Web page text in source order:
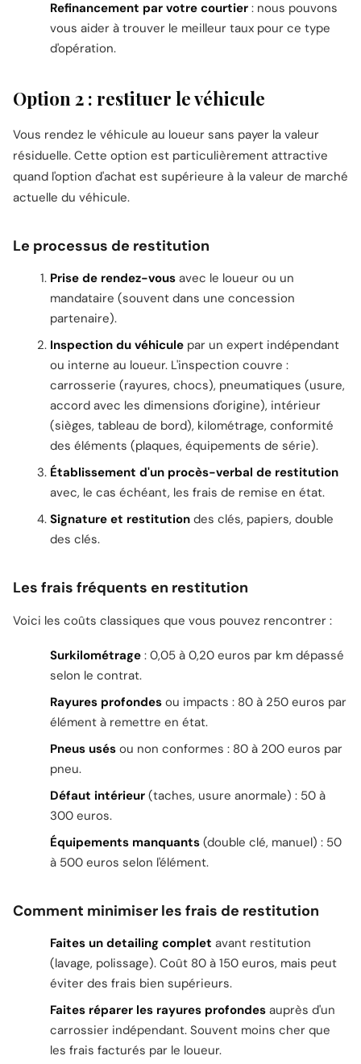
Refinancement par votre courtier : nous pouvons
vous aider à trouver le meilleur taux pour ce type
d'opération.
Option 2 : restituer le véhicule
Vous rendez le véhicule au loueur sans payer la valeur
résiduelle. Cette option est particulièrement attractive
quand l'option d'achat est supérieure à la valeur de marché
actuelle du véhicule.
Le processus de restitution
Prise de rendez-vous avec le loueur ou un
mandataire (souvent dans une concession
partenaire).
Inspection du véhicule par un expert indépendant
ou interne au loueur. L'inspection couvre :
carrosserie (rayures, chocs), pneumatiques (usure,
accord avec les dimensions d'origine), intérieur
(sièges, tableau de bord), kilométrage, conformité
des éléments (plaques, équipements de série).
Établissement d'un procès-verbal de restitution
avec, le cas échéant, les frais de remise en état.
Signature et restitution des clés, papiers, double
des clés.
Les frais fréquents en restitution
Voici les coûts classiques que vous pouvez rencontrer :
Surkilométrage : 0,05 à 0,20 euros par km dépassé
selon le contrat.
Rayures profondes ou impacts : 80 à 250 euros par
élément à remettre en état.
Pneus usés ou non conformes : 80 à 200 euros par
pneu.
Défaut intérieur (taches, usure anormale) : 50 à
300 euros.
Équipements manquants (double clé, manuel) : 50
à 500 euros selon l'élément.
Comment minimiser les frais de restitution
Faites un detailing complet avant restitution
(lavage, polissage). Coût 80 à 150 euros, mais peut
éviter des frais bien supérieurs.
Faites réparer les rayures profondes auprès d'un
carrossier indépendant. Souvent moins cher que
les frais facturés par le loueur.